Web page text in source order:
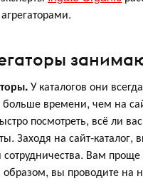
У каталогов они
времени, чем на
посмотреть, всё ли
Заходя на сайт-
Вам
образом, вы проводите